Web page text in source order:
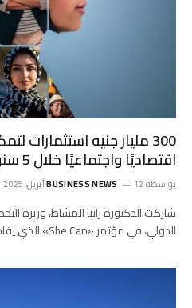
300 مليار جنيه استثمارات
اقتصاديًا واجتماعيًا خلال 5 سنوات
بواسطة BUSINESS NEWS 12 أبريل، 2025
شاركت الدكتورة رانيا المشاط، وزيرة
الدولي، في مؤتمر «She Can» الذي يقام للعام العاشر على التوالي،…